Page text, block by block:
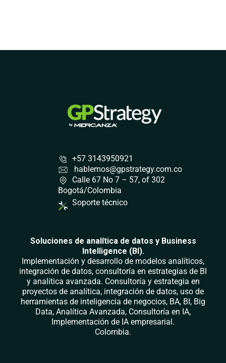
+57 3143950921
hablemos@gpstrategy.com.co
Calle 67 No 7 – 57, of 302
Bogotá/Colombia
Soporte técnico
Soluciones de analítica de datos y Business
Intelligence (BI).
Implementación y desarrollo de modelos analíticos,
integración de datos, consultoría en estrategias de BI
y analítica avanzada. Consultoría y estrategia en
proyectos de analítica, integración de datos, uso de
herramientas de inteligencia de negocios, BA, BI, Big
Data, Analítica Avanzada, Consultoría en IA,
Implementación de IA empresarial.
Colombia.